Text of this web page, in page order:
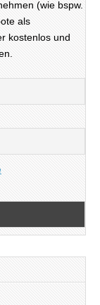
(wie bspw.
als
kostenlos und